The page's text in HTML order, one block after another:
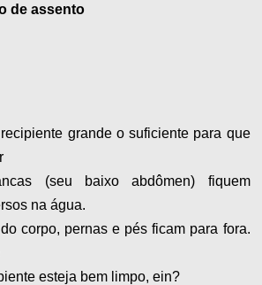
de assento
grande o suficiente para que
(seu baixo abdômen) fiquem
na água.
corpo, pernas e pés ficam para fora.
esteja bem limpo, ein?